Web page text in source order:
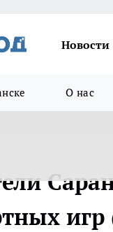
Новости
О нас